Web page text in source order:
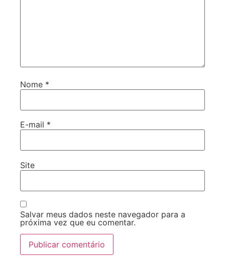
Nome *
E-mail *
Site
Salvar meus dados neste navegador para a
próxima vez que eu comentar.